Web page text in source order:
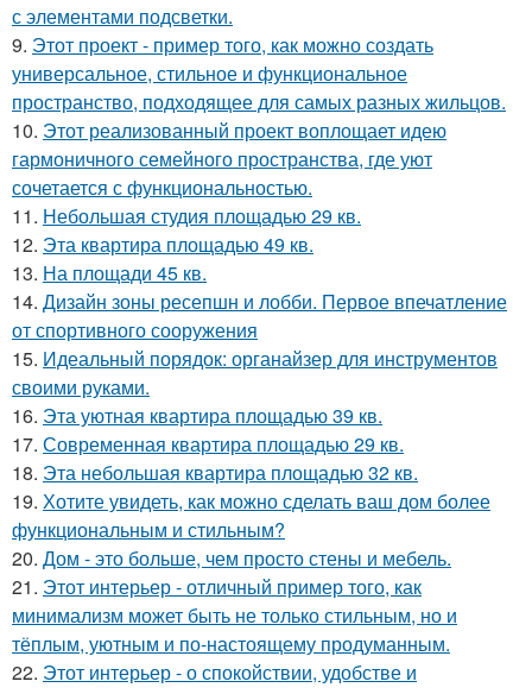
с элементами подсветки.
9. Этот проект - пример того, как можно создать
универсальное, стильное и функциональное
пространство, подходящее для самых разных жильцов.
10. Этот реализованный проект воплощает идею
гармоничного семейного пространства, где уют
сочетается с функциональностью.
11. Небольшая студия площадью 29 кв.
12. Эта квартира площадью 49 кв.
13. На площади 45 кв.
14. Дизайн зоны ресепшн и лобби. Первое впечатление
от спортивного сооружения
15. Идеальный порядок: органайзер для инструментов
своими руками.
16. Эта уютная квартира площадью 39 кв.
17. Современная квартира площадью 29 кв.
18. Эта небольшая квартира площадью 32 кв.
19. Хотите увидеть, как можно сделать ваш дом более
функциональным и стильным?
20. Дом - это больше, чем просто стены и мебель.
21. Этот интерьер - отличный пример того, как
минимализм может быть не только стильным, но и
тёплым, уютным и по-настоящему продуманным.
22. Этот интерьер - о спокойствии, удобстве и